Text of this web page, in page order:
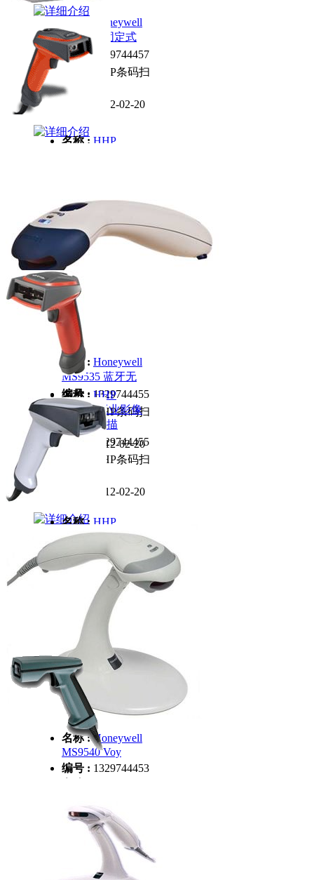
Honeywell
MS7820 固定式
编号 : 1329744457
HHP条码扫
描器
2012-02-20
名称 : HHP
分类 : HHP条码扫
描器
日期 :2012-02-20
名称 : Honeywell
MS9535 蓝牙无
编号 : 1329744455
分类 :HHP条码扫
描器
2012-02-20
名称 : HHP
IT5800 工业影像
式条码扫描
1329744455
HHP条码扫
2012-02-20
名称 : HHP
IT5600 高性能商
用条码扫描
编号 :
1329744454
HHP条码扫
日期 :
2012-02-20
名称 :Honeywell
MS9540 Voy
编号 : 1329744453
日期 :2012-02-20
条码
编号 :1329744452
HHP条码扫